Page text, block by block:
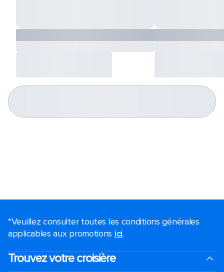
*Veuillez consulter toutes les conditions générales
applicables aux promotions ici.
Trouvez votre croisière